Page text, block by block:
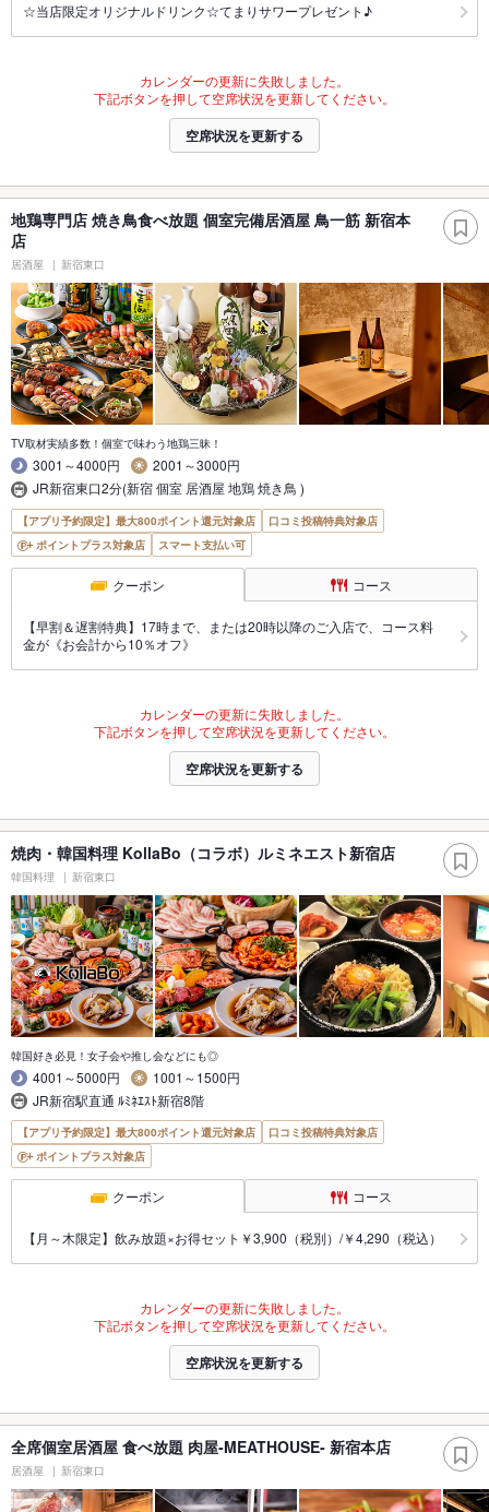
☆当店限定オリジナルドリンク☆てまりサワープレゼント♪
カレンダーの更新に失敗しました。
下記ボタンを押して空席状況を更新してください。
空席状況を更新する
地鶏専門店 焼き鳥食べ放題 個室完備居酒屋 鳥一筋 新宿本
店
居酒屋 新宿東口
TV取材実績多数！個室で味わう地鶏三昧！
3001～4000円
2001～3000円
JR新宿東口2分(新宿 個室 居酒屋 地鶏 焼き鳥 )
【アプリ予約限定】最大800ポイント還元対象店
口コミ投稿特典対象店
ポイントプラス対象店
スマート支払い可
クーポン コース
【早割＆遅割特典】17時まで、または20時以降のご入店で、コース料
金が《お会計から10％オフ》
カレンダーの更新に失敗しました。
下記ボタンを押して空席状況を更新してください。
空席状況を更新する
焼肉・韓国料理 KollaBo（コラボ）ルミネエスト新宿店
韓国料理 新宿東口
韓国好き必見！女子会や推し会などにも◎
4001～5000円
1001～1500円
JR新宿駅直通 ﾙﾐﾈｴｽﾄ新宿8階
【アプリ予約限定】最大800ポイント還元対象店
口コミ投稿特典対象店
ポイントプラス対象店
クーポン コース
【月～木限定】飲み放題×お得セット￥3,900（税別）/￥4,290（税込）
カレンダーの更新に失敗しました。
下記ボタンを押して空席状況を更新してください。
空席状況を更新する
全席個室居酒屋 食べ放題 肉屋‐MEATHOUSE‐ 新宿本店
居酒屋 新宿東口